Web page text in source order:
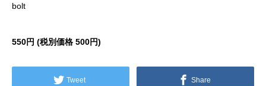
bolt
550円 (税別価格 500円)
Tweet Share